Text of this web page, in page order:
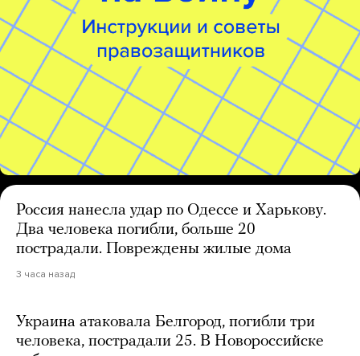
Россия нанесла удар по Одессе и Харькову.
Два человека погибли, больше 20
пострадали. Повреждены жилые дома
3 часа назад
Украина атаковала Белгород, погибли три
человека, пострадали 25. В Новороссийске